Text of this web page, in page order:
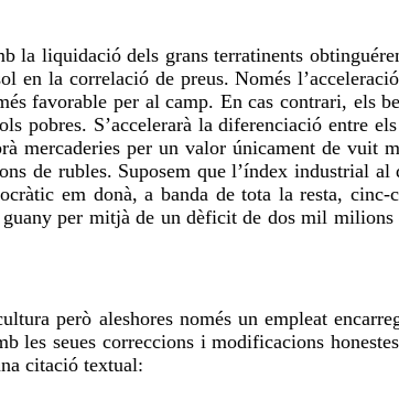
la liquidació dels grans terratinents
en la correlació de preus. Només
favorable per al camp. En cas contrari, els
pobres. S’accelerarà la diferenciació entre
mercaderies per un valor únicament de vuit
de rubles. Suposem que l’índex industrial
em donà, a banda de tota la resta, cinc-
per mitjà de un dèficit de dos mil
però aleshores només un empleat
seues correccions i modificacions
citació textual: